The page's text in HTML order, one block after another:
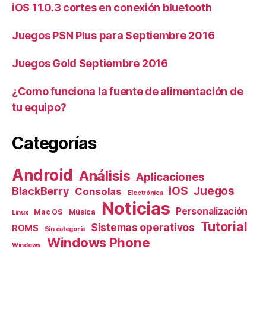
iOS 11.0.3 cortes en conexión bluetooth
Juegos PSN Plus para Septiembre 2016
Juegos Gold Septiembre 2016
¿Como funciona la fuente de alimentación de
tu equipo?
Categorías
Android Análisis Aplicaciones
BlackBerry Consolas Electrónica iOS Juegos
Linux Mac OS Música Noticias Personalización
ROMS Sin categoría Sistemas operativos Tutorial
Windows Windows Phone